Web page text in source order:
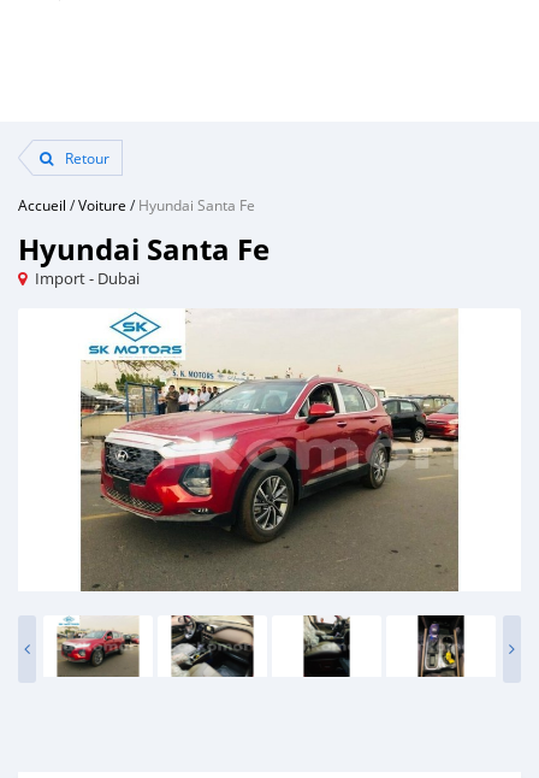
Retour
Accueil /Voiture /Hyundai Santa Fe
Hyundai Santa Fe
Import - Dubai